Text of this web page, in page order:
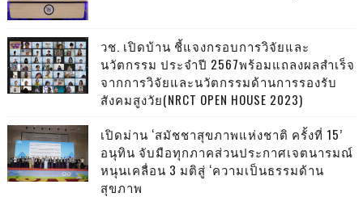
วช. เปิดบ้าน ชี้แจงกรอบการวิจัยและ
นวัตกรรม ประจำปี 2567พร้อมแถลงผลสำเร็จ
จากการวิจัยและนวัตกรรมด้านการรองรับ
สังคมสูงวัย(NRCT OPEN HOUSE 2023)
เปิดม่าน ‘สมัชชาสุขภาพแห่งชาติ ครั้งที่ 15’
อนุทิน จับมือทุกภาคส่วนประกาศเจตนารมณ์
หนุนเคลื่อน 3 มติสู่ ‘ความเป็นธรรมด้าน
สุขภาพ